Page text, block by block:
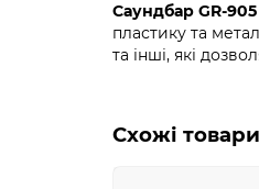
Саундбар GR-
пластику та
та інші, які
Схожі товари